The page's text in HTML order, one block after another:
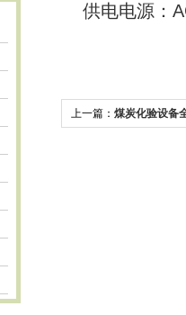
供电电源：
上一篇： 煤炭化验设备